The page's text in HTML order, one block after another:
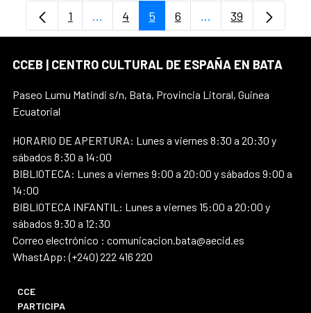
Page
1 ...Pages intermédiaires Utilisez TAB pour
Page
4 Page
5 Page
6 ...PagesPage
39
CCEB | CENTRO CULTURAL DE ESPAÑA EN BATA
Paseo Lumu Matindi s/n, Bata, Provincia Litoral, Guinea
Ecuatorial
HORARIO DE APERTURA: Lunes a viernes 8:30 a 20:30 y
sábados 8:30 a 14:00
BIBLIOTECA: Lunes a viernes 9:00 a 20:00 y sábados 9:00 a
14:00
BIBLIOTECA INFANTIL: Lunes a viernes 15:00 a 20:00 y
sábados 9:30 a 12:30
Correo electrónico : comunicacion.bata@aecid.es
WhastApp: (+240) 222 416 220
CCE
PARTICIPA